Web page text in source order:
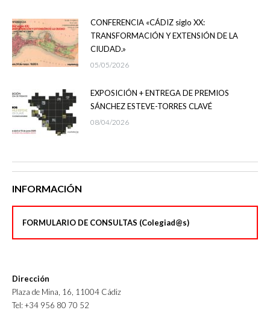
CONFERENCIA «CÁDIZ siglo XX:
TRANSFORMACIÓN Y EXTENSIÓN DE LA
CIUDAD.»
05/05/2026
EXPOSICIÓN + ENTREGA DE PREMIOS
SÁNCHEZ ESTEVE-TORRES CLAVÉ
08/04/2026
INFORMACIÓN
FORMULARIO DE CONSULTAS (Colegiad@s)
Dirección
Plaza de Mina, 16, 11004 Cádiz
Tel: +34 956 80 70 52